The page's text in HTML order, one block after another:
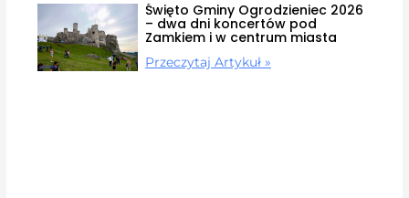
Święto Gminy Ogrodzieniec 2026
– dwa dni koncertów pod
Zamkiem i w centrum miasta
Przeczytaj Artykuł »